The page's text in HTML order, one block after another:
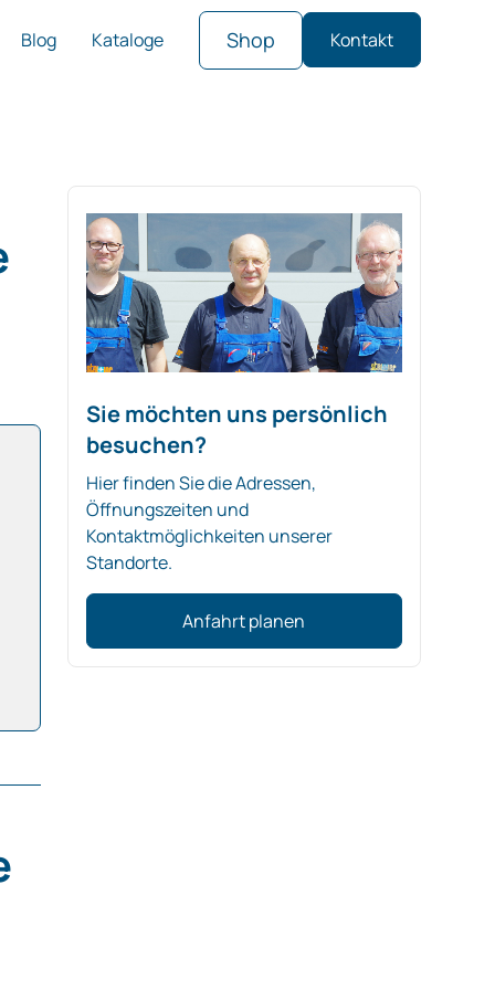
Blog Kataloge Shop Kontakt
Sie möchten uns persönlich
besuchen?
Hier finden Sie die Adressen,
Öffnungszeiten und
Kontaktmöglichkeiten unserer
Standorte.
Anfahrt planen